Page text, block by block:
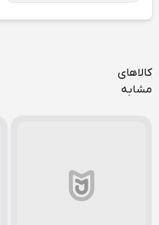
کالاهای
مشابه